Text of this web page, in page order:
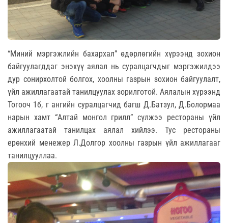
“Миний мэргэжлийн бахархал” өдөрлөгийн хүрээнд зохион
байгуулагддаг энэхүү аялал нь суралцагчдыг мэргэжилдээ
дур сонирхолтой болгох, хоолны газрын зохион байгуулалт,
үйл ажиллагаатай танилцуулах зорилготой. Аялалын хүрээнд
Тогооч 1б, г ангийн суралцагчид багш Д.Батзул, Д.Болормаа
нарын хамт “Алтай монгол грилл” сүлжээ рестораны үйл
ажиллагаатай танилцах аялал хийлээ. Тус рестораны
ерөнхий менежер Л.Долгор хоолны газрын үйл ажиллагааг
танилцууллаа.